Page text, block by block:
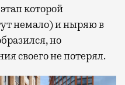
которой
немало) и ныряю в
но
своего не потерял.